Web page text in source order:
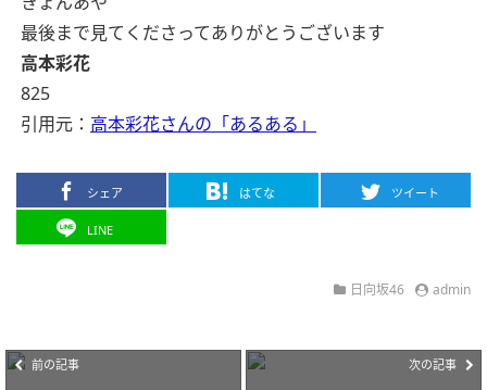
最後まで見てくださってありがとうございます
高本彩花
825
引用元： 高本彩花さんの「あるある」
シェア はてな ツイート
LINE
日向坂46 admin
前の記事 次の記事